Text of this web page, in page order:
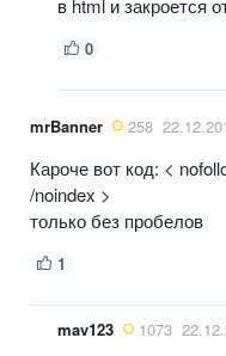
0
mrBanner 258
Кароче вот код: <
/noindex >
только без пробелов
1
mav123 1073